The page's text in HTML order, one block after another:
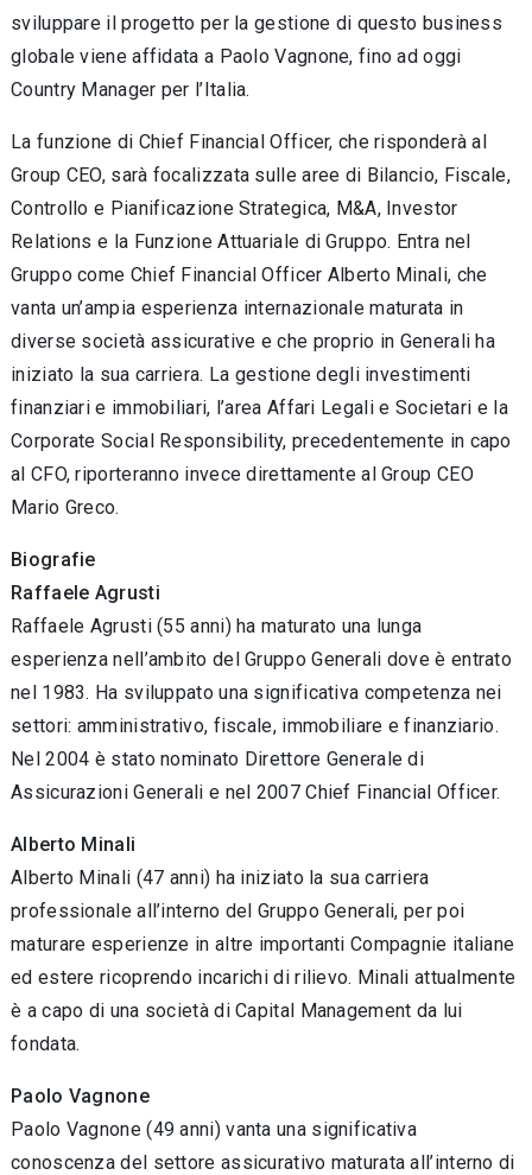
sviluppare il progetto per la gestione di questo business
globale viene affidata a Paolo Vagnone, fino ad oggi
Country Manager per l’Italia.
La funzione di Chief Financial Officer, che risponderà al
Group CEO, sarà focalizzata sulle aree di Bilancio, Fiscale,
Controllo e Pianificazione Strategica, M&A, Investor
Relations e la Funzione Attuariale di Gruppo. Entra nel
Gruppo come Chief Financial Officer Alberto Minali, che
vanta un’ampia esperienza internazionale maturata in
diverse società assicurative e che proprio in Generali ha
iniziato la sua carriera. La gestione degli investimenti
finanziari e immobiliari, l’area Affari Legali e Societari e la
Corporate Social Responsibility, precedentemente in capo
al CFO, riporteranno invece direttamente al Group CEO
Mario Greco.
Biografie
Raffaele Agrusti
Raffaele Agrusti (55 anni) ha maturato una lunga
esperienza nell’ambito del Gruppo Generali dove è entrato
nel 1983. Ha sviluppato una significativa competenza nei
settori: amministrativo, fiscale, immobiliare e finanziario.
Nel 2004 è stato nominato Direttore Generale di
Assicurazioni Generali e nel 2007 Chief Financial Officer.
Alberto Minali
Alberto Minali (47 anni) ha iniziato la sua carriera
professionale all’interno del Gruppo Generali, per poi
maturare esperienze in altre importanti Compagnie italiane
ed estere ricoprendo incarichi di rilievo. Minali attualmente
è a capo di una società di Capital Management da lui
fondata.
Paolo Vagnone
Paolo Vagnone (49 anni) vanta una significativa
conoscenza del settore assicurativo maturata all’interno di